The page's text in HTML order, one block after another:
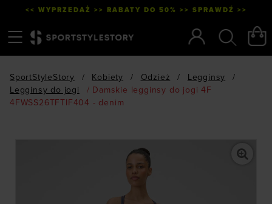
<< WYPRZEDAŻ >> RABATY DO 50% >> SPRAWDŹ >>
SportStyleStory / Kobiety / Odzież / Legginsy
/
Legginsy do jogi
/ Damskie legginsy do jogi 4F
4FWSS26TFTIF404 - denim